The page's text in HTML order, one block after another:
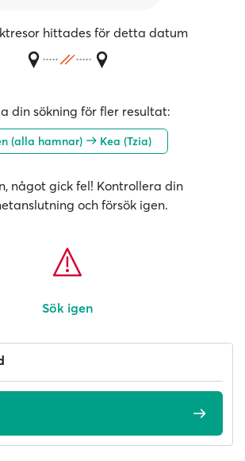
hittades för detta datum
din sökning för fler resultat:
(alla hamnar) Kea (Tzia)
något gick fel! Kontrollera din
och försök igen.
Sök igen